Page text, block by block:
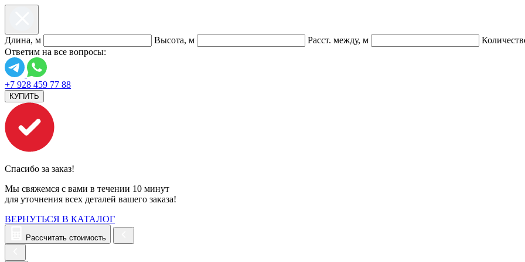
Длина, м Высота, м Расст. между, м
Ответим на все вопросы:
+7 928 459 77 88
КУПИТЬ
Спасибо за заказ!
Мы свяжемся с вами в течении 10 минут
для уточнения всех деталей вашего заказа!
ВЕРНУТЬСЯ В КАТАЛОГ
Рассчитать стоимость